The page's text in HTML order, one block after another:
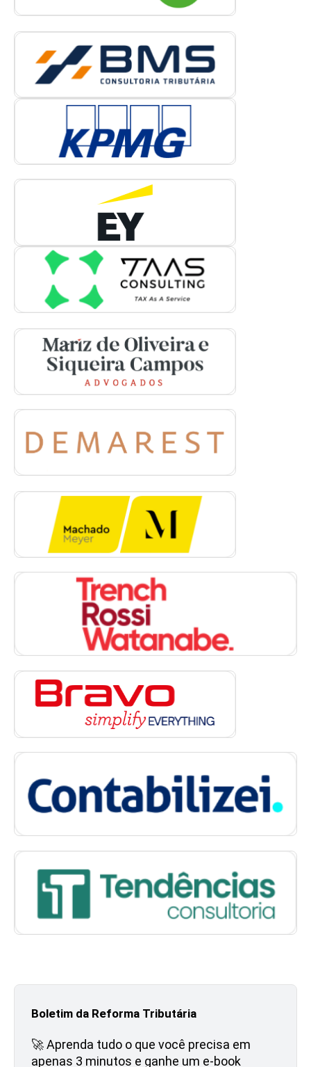
Boletim da Reforma Tributária
🚀 Aprenda tudo o que você precisa em
apenas 3 minutos e ganhe um e-book